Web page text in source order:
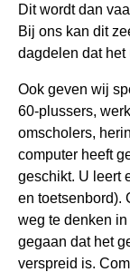
Dit wordt dan
Bij ons kan dit
dagdelen dat het
Ook geven wij
60-plussers,
omscholers,
computer heeft
geschikt. U leert
en toetsenbord).
weg te denken
gegaan dat het
verspreid is.